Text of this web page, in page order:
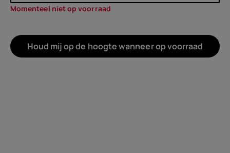
Over
Momenteel niet op voorraad
Houd mij op de hoogte wanneer op voorraad